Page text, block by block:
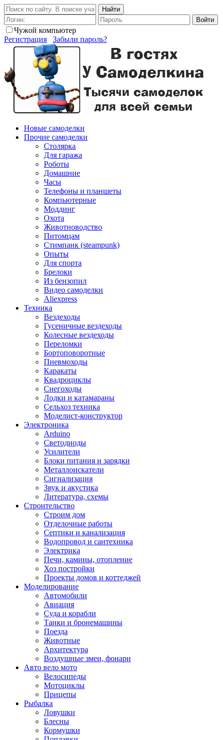
Найти
Войти
Чужой компьютер
Регистрация
Забыли пароль?
Новые самоделки
Прочие самоделки
Столярка
Для гаража
Роботы
Домашние
Часы
Телефоны и планшеты
Компьютерные
Моддинг
Охота
Животноводство
Питомцам
Стимпанк (steampunk)
Опыты
Для спорта
Брелоки
Из бензопил
Видео самоделки
Aliexpress
Техника
Вездеходы
Гусеничные вездеходы
Колесные вездеходы
Переломки
Бортоповоротные
Пневмоходы
Каракаты
Квадроциклы
Снегоходы
Лодки и катамараны
Сельхоз техника
Моделист-конструктор
Электроника
Arduino
Светодиоды
Усилители
Блоки питания и зарядки
Металлоискатели
Сигнализация
Звук и акустика
Литература, схемы
Строительство
Строим дом
Отделочные работы
Септики и канализация
Водопровод и сантехника
Электрика
Печи, камины, отопление
Хоз постройки
Проекты домов и коттеджей
Моделирование
Автомобили
Авиация
Суда и корабли
Танки и бронемашины
Поезда
Животные
Архитектура
Воздушные змеи, фонари
Авто вело мото
Велосипеды
Мотоциклы
Прицепы
Рыбалка
Ловушки
Блесны
Кормушки